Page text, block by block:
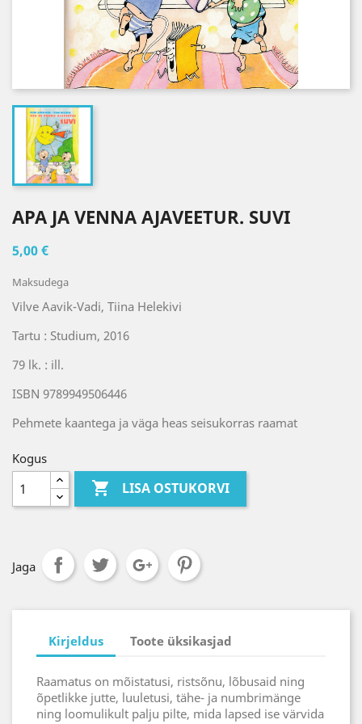
APA JA VENNA AJAVEETUR. SUVI
5,00 €
Maksudega
Vilve Aavik-Vadi, Tiina Helekivi
Tartu : Studium, 2016
79 lk. : ill.
ISBN 9789949506446
Pehmete kaantega ja väga heas seisukorras raamat
Kogus
 LISA OSTUKORVI
Jaga
Kirjeldus Toote üksikasjad
Raamatus on mõistatusi, ristsõnu, lõbusaid ning
õpetlikke jutte, luuletusi, tähe- ja numbrimänge
ning loomulikult palju pilte, mida lapsed ise värvida